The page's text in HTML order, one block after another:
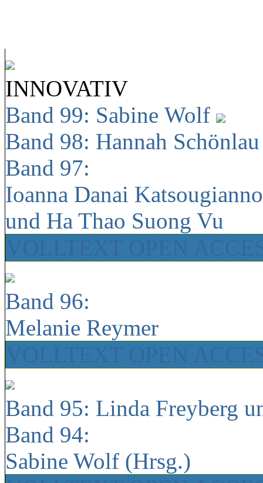
INNOVATIV
Band 99: Sabine Wolf
Band 98: Hannah
Band 97:
Ioanna Danai
und Ha Thao Suong Vu
Band 96:
Melanie Reymer
Band 95: Linda Freyberg
Band 94:
Sabine Wolf (Hrsg.)